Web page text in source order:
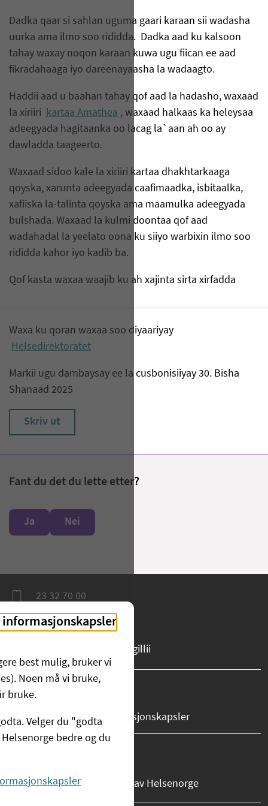
Dadka qaar si sahlan uguma gaari karaan sii wadasha
uurka ama ilmo soo rididda. Dadka aad ku kalsoon
tahay waxay noqon karaan kuwa ugu fiican ee aad
fikradahaaga iyo dareenayaasha la wadaagto.
Haddii aad u baahan tahay qof aad la hadasho, waxaad
la xiriiri
kartaa Amathea , waxaad halkaas ka heleysaa
adeegyada hagitaanka oo lacag la`aan ah oo ay
dawladda taageerto.
Waxaad sidoo kale la xiriiri kartaa dhakhtarkaaga
qoyska, xarunta adeegyada caafimaadka, isbitaalka,
xafiiska la-talinta qoyska ama maamulka adeegyada
bulshada. Waxaad la kulmi doontaa qof aad
wadahadal la yeelato oona ku siiyo warbixin ilmo soo
rididda kahor iyo kadib ba.
Qof kasta waxaa waajib ku ah xajinta sirta xirfadda
Waxa ku qoran waxaa soo diyaariyay
Helsedirektoratet
Markii ugu dambaysay ee la cusbonisiiyay 30. Bisha
Shanaad 2025
Skriv ut
Fant du det du lette etter?
Ja Nei